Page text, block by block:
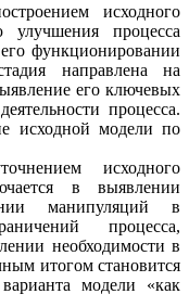
исходного
процесса
функционировании
направлена на
его ключевых
процесса.
исходной модели по
исходного
в выявлении
манипуляций в
процесса,
необходимости в
итогом становится
модели «как